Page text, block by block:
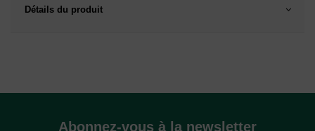
Détails du produit
Abonnez-vous à la newsletter